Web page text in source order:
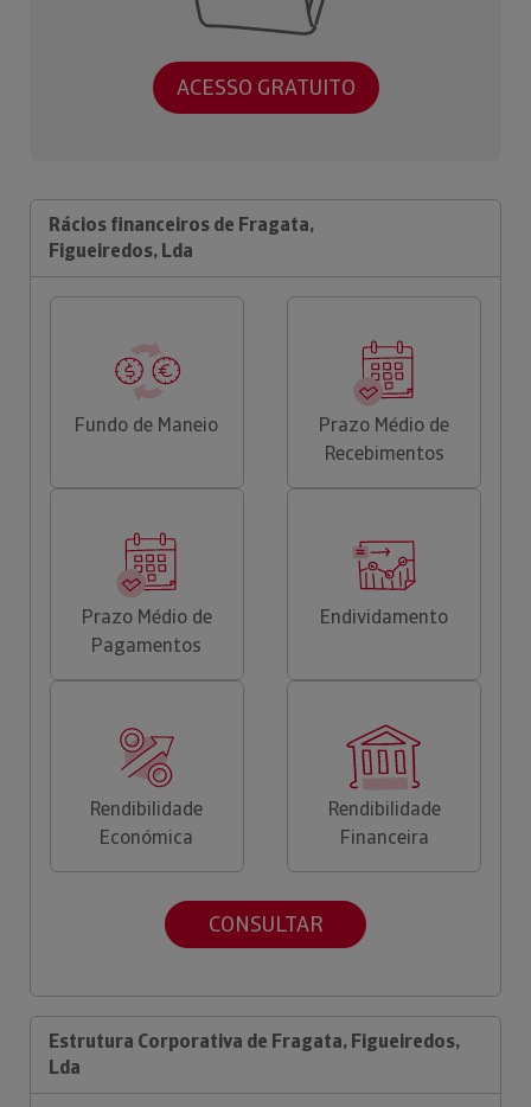
ACESSO GRATUITO
Rácios financeiros de Fragata,
Figueiredos, Lda
Fundo de Maneio
Prazo Médio de
Recebimentos
Prazo Médio de
Pagamentos
Endividamento
Rendibilidade
Económica
Rendibilidade
Financeira
CONSULTAR
Estrutura Corporativa de Fragata, Figueiredos,
Lda